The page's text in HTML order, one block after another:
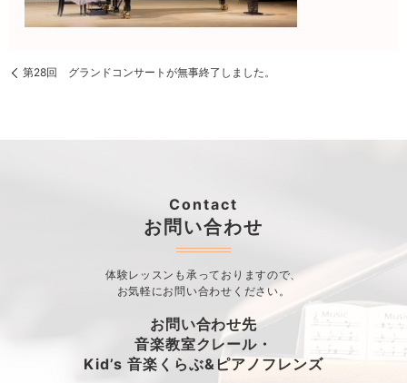
第28回 グランドコンサートが無事終了しました。
Contact
お問い合わせ
体験レッスンも承っておりますので、
お気軽にお問い合わせください。
お問い合わせ先
音楽教室クレール・
Kid’s 音楽くらぶ&ピアノフレンズ